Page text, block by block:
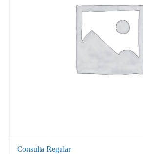
Consulta Regular